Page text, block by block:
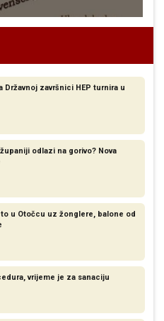
Državnoj završnici HEP turnira u
odlazi na gorivo? Nova
u Otočcu uz žonglere, balone od
vrijeme je za sanaciju